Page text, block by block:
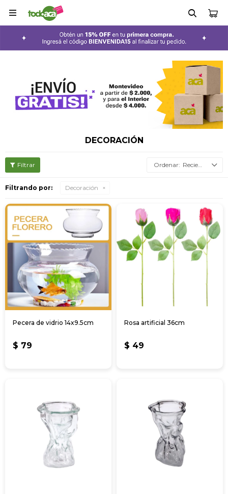

DECORACIÓN
Recientes
Filtrando por: Decoración
Pecera de vidrio 14x9.5cm
$ 79
Rosa artificial 36cm
$ 49